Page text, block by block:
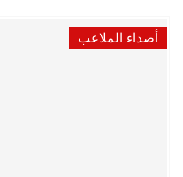
أصداء الملاعب